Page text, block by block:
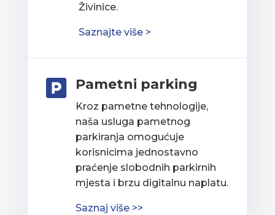
Živinice.
Saznajte više >
 Pametni parking
Kroz pametne tehnologije,
naša usluga pametnog
parkiranja omogućuje
korisnicima jednostavno
praćenje slobodnih parkirnih
mjesta i brzu digitalnu naplatu.
Saznaj više >>